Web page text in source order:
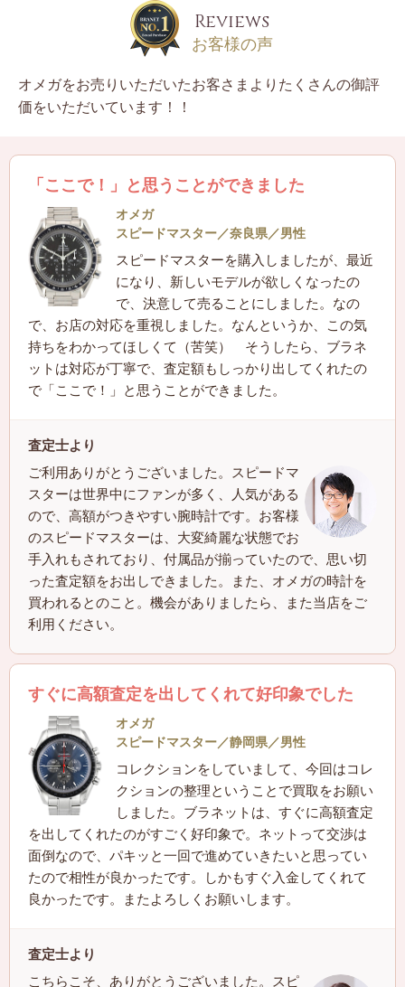
Reviews
お客様の声
オメガをお売りいただいたお客さまよりたくさんの御評
価をいただいています！！
「ここで！」と思うことができました
オメガ
スピードマスター／奈良県／男性
スピードマスターを購入しましたが、最近
になり、新しいモデルが欲しくなったの
で、決意して売ることにしました。なの
で、お店の対応を重視しました。なんというか、この気
持ちをわかってほしくて（苦笑） そうしたら、ブラネ
ットは対応が丁寧で、査定額もしっかり出してくれたの
で「ここで！」と思うことができました。
査定士より
ご利用ありがとうございました。スピードマ
スターは世界中にファンが多く、人気がある
ので、高額がつきやすい腕時計です。お客様
のスピードマスターは、大変綺麗な状態でお
手入れもされており、付属品が揃っていたので、思い切
った査定額をお出しできました。また、オメガの時計を
買われるとのこと。機会がありましたら、また当店をご
利用ください。
すぐに高額査定を出してくれて好印象でした
オメガ
スピードマスター／静岡県／男性
コレクションをしていまして、今回はコレ
クションの整理ということで買取をお願い
しました。ブラネットは、すぐに高額査定
を出してくれたのがすごく好印象で。ネットって交渉は
面倒なので、パキッと一回で進めていきたいと思ってい
たので相性が良かったです。しかもすぐ入金してくれて
良かったです。またよろしくお願いします。
査定士より
こちらこそ、ありがとうございました。スピ